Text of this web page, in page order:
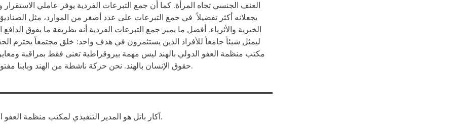
العنف الجنسي تجاه المرأة. كما أن جمع التبرعات الفردية يوفر عاملي الاستقرار
يجعلانه أكثر تفضيلاً في جمع التبرعات على عدد أصغر من الموارد، مثل الصناديق
الخيرية والأثرياء. أفضل ما يميز جمع التبرعات الفردية أنه بطريقة ما يفوق الدافع
ليمثل شيئاً جامعاً للأفراد الذين يستثمرون في هدف واحد: خلق مجتمعاً يحترم
مكتب منظمة العفو الدولي بالهند ليس مهمة بيروقراطية تعنى فقط بمراقبة
حقوق الإنسان بالهند. نحن حركة ناشطة من الهند وبابنا مفتوح للمشاركة.
آكار باتل هو المدير التنفيذي لمكتب منظمة العفو الدولية بالهند.